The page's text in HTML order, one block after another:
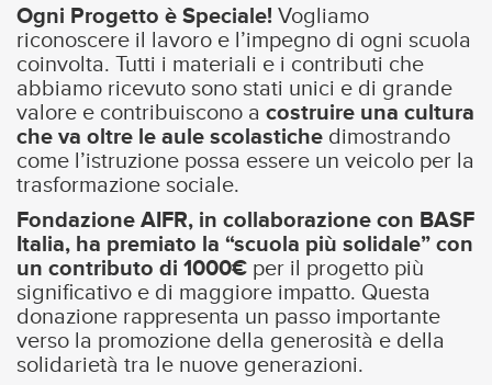
Ogni Progetto è Speciale! Vogliamo
riconoscere il lavoro e l’impegno di ogni scuola
coinvolta. Tutti i materiali e i contributi che
abbiamo ricevuto sono stati unici e di grande
valore e contribuiscono a costruire una cultura
che va oltre le aule scolastiche dimostrando
come l’istruzione possa essere un veicolo per la
trasformazione sociale.
Fondazione AIFR, in collaborazione con BASF
Italia, ha premiato la “scuola più solidale” con
un contributo di 1000€ per il progetto più
significativo e di maggiore impatto. Questa
donazione rappresenta un passo importante
verso la promozione della generosità e della
solidarietà tra le nuove generazioni.